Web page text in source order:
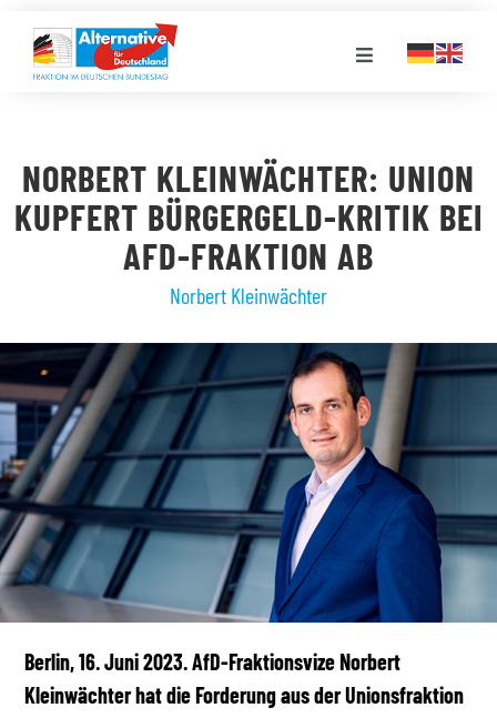
Inhalt
springen
Toggle
LANDESGRUPPEN
VERANSTALTUNGEN
PRESSE
STELLENPORTAL
MEDIATHEK
NORBERT KLEINWÄCHTER: UNION
KUPFERT BÜRGERGELD-KRITIK BEI
AFD-FRAKTION AB
Norbert Kleinwächter
Berlin, 16. Juni 2023. AfD-Fraktionsvize Norbert
Kleinwächter hat die Forderung aus der Unionsfraktion